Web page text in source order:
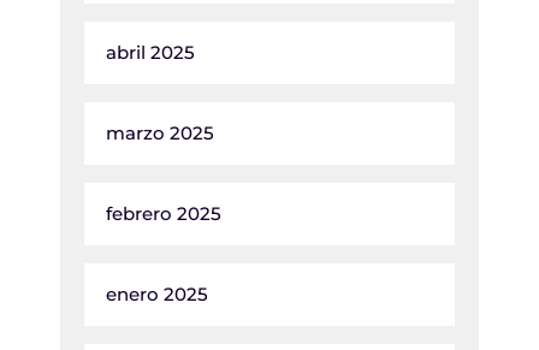
abril 2025
marzo 2025
febrero 2025
enero 2025